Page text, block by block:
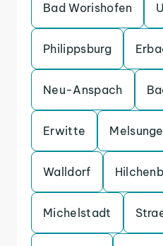
Bad Worishofen
Philippsburg
Neu-Anspach
Erwitte
Walldorf
Michelstadt